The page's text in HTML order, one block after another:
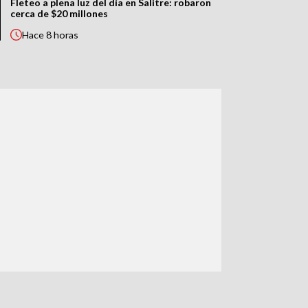
Fleteo a plena luz del día en Salitre: robaron
cerca de $20 millones
Hace8 horas